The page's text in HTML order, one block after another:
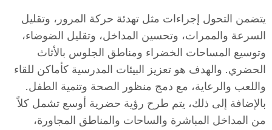
يتضمن التحول إجراءات مثل تهدئة حركة المرور، وتقليل
السرعة والممرات، وتحسين المداخل، وتقليل الضوضاء،
وتوسيع المساحات الخضراء ومناطق الجلوس بالأثاث
الحضري. والهدف هو تعزيز البيئات المدرسية كأماكن للقاء
واللعب والرعاية، مع دمج منظور الصحة وتنمية الطفل.
بالإضافة إلى ذلك، يتم طرح رؤية حضرية أوسع تشمل كلاً
من المداخل المباشرة والساحات والمناطق المجاورة،